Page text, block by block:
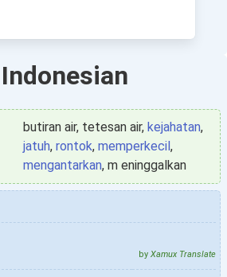
butiran air, tetesan air, kejahatan,
jatuh, rontok, memperkecil,
mengantarkan, m eninggalkan
by Xamux Translate